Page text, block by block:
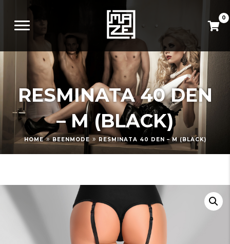
0
RESMINATA 40 DEN
– M (BLACK)
HOME » BEENMODE » RESMINATA 40 DEN – M (BLACK)